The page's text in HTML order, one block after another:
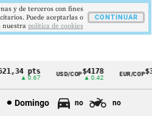
pts
▲ 0.67
USD/COP$4178
▲ 0.42
EUR/COP
Domingo no no
y de terceros con fines
Puede aceptarlas o
nuestra politica de cookies
CONTINUAR